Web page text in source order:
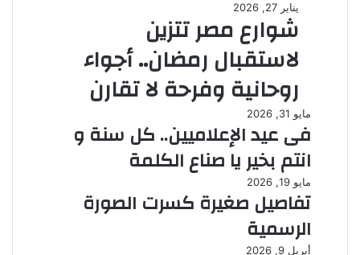
يناير 27, 2026
شوارع مصر تتزين
لاستقبال رمضان.. أجواء
روحانية وفرحة لا تقارن
مايو 31, 2026
فى عيد الإعلاميين.. كل سنة و
انتم بخير يا صناع الكلمة
مايو 19, 2026
تفاصيل صغيرة كسرت الصورة
الرسمية
أبريل 9, 2026